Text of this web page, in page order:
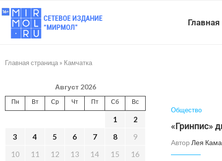
Главная
Главная страница » Камчатка
Общество
«Гринпис»
Автор Лея
Август 2026
Пн Вт Ср Чт Пт Сб Вс
1
2
3
4 5 6 7 8
9
10
11 12 13 14 15
16